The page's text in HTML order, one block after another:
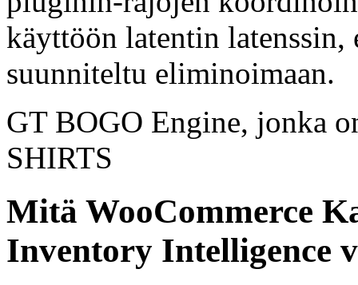
käyttöön latentin
suunniteltu eliminoimaan.
GT BOGO Engine, jonka
SHIRTS
Mitä WooCommerce
Inventory Intelligence